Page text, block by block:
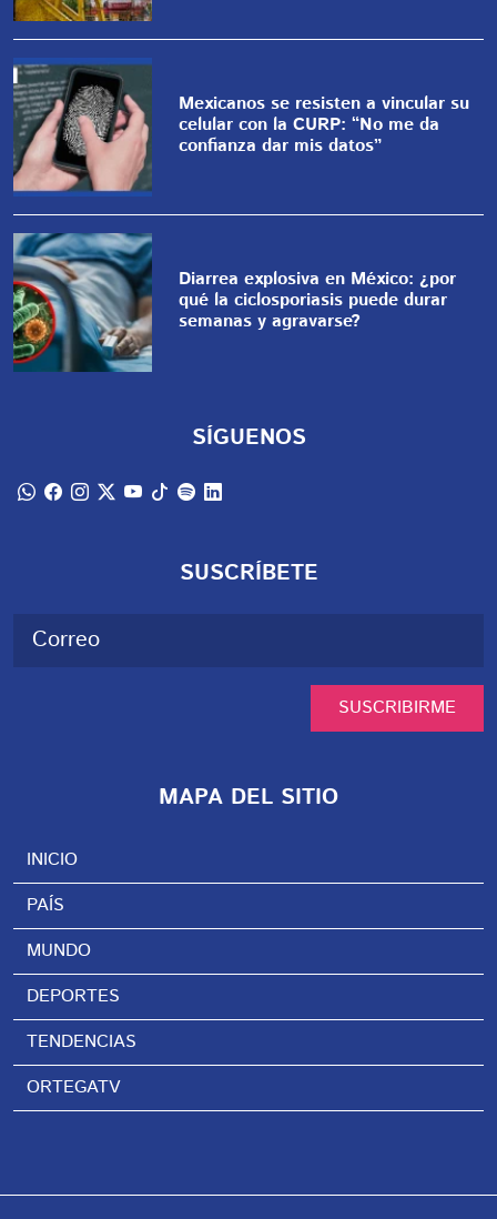
Mexicanos se resisten a vincular su
celular con la CURP: “No me da
confianza dar mis datos”
Diarrea explosiva en México: ¿por
qué la ciclosporiasis puede durar
semanas y agravarse?
SÍGUENOS
SUSCRÍBETE
SUSCRIBIRME
MAPA DEL SITIO
INICIO
PAÍS
MUNDO
DEPORTES
TENDENCIAS
ORTEGATV